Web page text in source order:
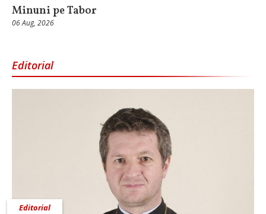
Minuni pe Tabor
06 Aug, 2026
Editorial
Editorial